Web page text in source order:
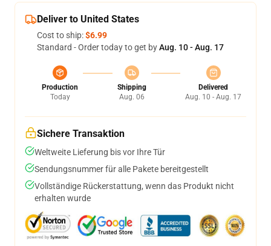
Deliver to United States
Cost to ship:$6.99
Standard - Order today to get byAug. 10 - Aug. 17
Production
Today
Shipping
Aug. 06
Delivered
Aug. 10 - Aug. 17
Sichere Transaktion
Weltweite Lieferung bis vor Ihre Tür
Sendungsnummer für alle Pakete bereitgestellt
Vollständige Rückerstattung, wenn das Produkt nicht
erhalten wurde